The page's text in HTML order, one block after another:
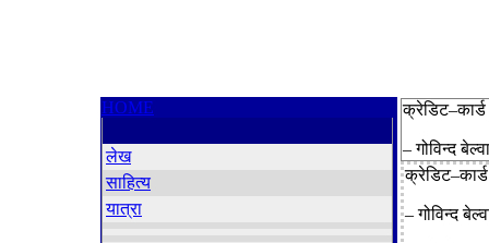
HOME
लेख
साहित्य
यात्रा
– गोविन्द
– गोविन्द